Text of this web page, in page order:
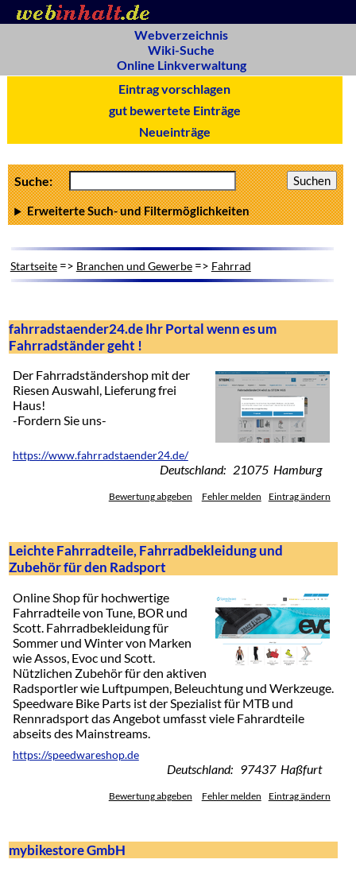
Webverzeichnis
Wiki-Suche
Online Linkverwaltung
Eintrag vorschlagen
gut bewertete Einträge
Neueinträge
Suche:
Erweiterte Such- und Filtermöglichkeiten
Startseite=> Branchen und Gewerbe=> Fahrrad
fahrradstaender24.de Ihr Portal wenn es um
Fahrradständer geht !
Der Fahrradständershop mit der
Riesen Auswahl, Lieferung frei
Haus!
-Fordern Sie uns-
https://www.fahrradstaender24.de/
Deutschland: 21075 Hamburg
Bewertung abgeben Fehler melden Eintrag ändern
Leichte Fahrradteile, Fahrradbekleidung und
Zubehör für den Radsport
Online Shop für hochwertige
Fahrradteile von Tune, BOR und
Scott. Fahrradbekleidung für
Sommer und Winter von Marken
wie Assos, Evoc und Scott.
Nützlichen Zubehör für den aktiven
Radsportler wie Luftpumpen, Beleuchtung und Werkzeuge.
Speedware Bike Parts ist der Spezialist für MTB und
Rennradsport das Angebot umfasst viele Fahrardteile
abseits des Mainstreams.
https://speedwareshop.de
Deutschland: 97437 Haßfurt
Bewertung abgeben Fehler melden Eintrag ändern
mybikestore GmbH